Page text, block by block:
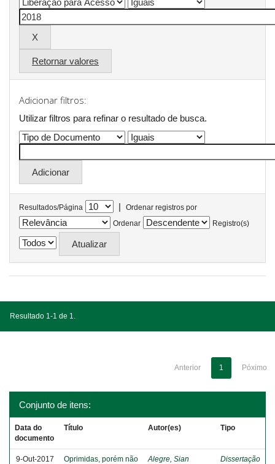
Retornar valores
Adicionar filtros:
Utilizar filtros para refinar o resultado de busca.
Resultados/Página |
Ordenar registros por
Ordenar
Registro(s)
Resultado 1-1 de 1.
Anterior 1 Póximo
Conjunto de itens:
Data do
documento
Título Autor(es) Tipo
9-Out-2017
Oprimidas, porém não
Alegre, Sian
Dissertação